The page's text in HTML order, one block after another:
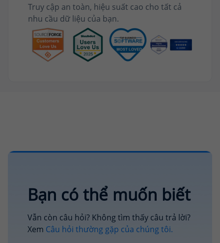
Truy cập an toàn, hiệu suất cao cho tất cả
nhu cầu dữ liệu của bạn.
Bạn có thể muốn biết
Vẫn còn câu hỏi? Không tìm thấy câu trả lời?
Xem Câu hỏi thường gặp của chúng tôi.